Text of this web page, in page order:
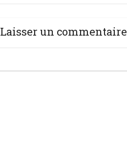
Laisser un commentaire